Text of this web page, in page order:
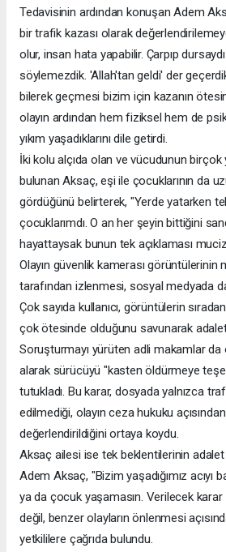
Tedavisinin ardından konuşan Adem
bir trafik kazası olarak
olur, insan hata yapabilir. Çarpıp
söylemezdik. 'Allah'tan geldi' der
bilerek geçmesi bizim için kazanın
olayın ardından hem fiziksel hem de
yıkım yaşadıklarını dile getirdi.
İki kolu alçıda olan ve vücudunun
bulunan Aksaç, eşi ile çocuklarının da
gördüğünü belirterek, "Yerde yatarken
çocuklarımdı. O an her şeyin bittiğini
hayattaysak bunun tek açıklaması
Olayın güvenlik kamerası görüntülerinin
tarafından izlenmesi, sosyal medyada da
Çok sayıda kullanıcı, görüntülerin
çok ötesinde olduğunu savunarak adalet
Soruşturmayı yürüten adli makamlar da
alarak sürücüyü "kasten öldürmeye
tutukladı. Bu karar, dosyada yalnızca
edilmediği, olayın ceza hukuku
değerlendirildiğini ortaya koydu.
Aksaç ailesi ise tek beklentilerinin
Adem Aksaç, "Bizim yaşadığımız acıyı
ya da çocuk yaşamasın. Verilecek karar
değil, benzer olayların önlenmesi
yetkililere çağrıda bulundu.